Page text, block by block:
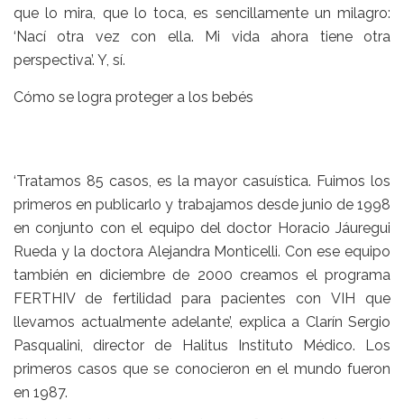
que lo mira, que lo toca, es sencillamente un milagro:
‘Nací otra vez con ella. Mi vida ahora tiene otra
perspectiva’. Y, sí.
Cómo se logra proteger a los bebés
‘Tratamos 85 casos, es la mayor casuística. Fuimos los
primeros en publicarlo y trabajamos desde junio de 1998
en conjunto con el equipo del doctor Horacio Jáuregui
Rueda y la doctora Alejandra Monticelli. Con ese equipo
también en diciembre de 2000 creamos el programa
FERTHIV de fertilidad para pacientes con VIH que
llevamos actualmente adelante’, explica a Clarín Sergio
Pasqualini, director de Halitus Instituto Médico. Los
primeros casos que se conocieron en el mundo fueron
en 1987.